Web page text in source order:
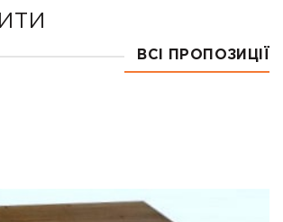
ВСІ ПРОПОЗИЦІЇ